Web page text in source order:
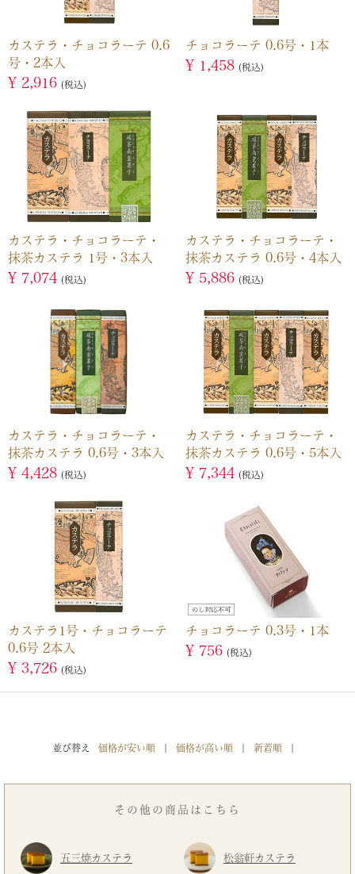
カステラ・チョコラーテ 0.6
号・2本入
¥ 2,916 税込
チョコラーテ 0.6号・1本
¥ 1,458 税込
カステラ・チョコラーテ・
抹茶カステラ 1号・3本入
¥ 7,074 税込
カステラ・チョコラーテ・
抹茶カステラ 0.6号・4本入
¥ 5,886 税込
カステラ・チョコラーテ・
抹茶カステラ 0.6号・3本入
¥ 4,428 税込
カステラ・チョコラーテ・
抹茶カステラ 0.6号・5本入
¥ 7,344 税込
カステラ1号・チョコラーテ
0.6号 2本入
¥ 3,726 税込
チョコラーテ 0.3号・1本
¥ 756 税込
並び替え 価格が安い順 価格が高い順 新着順
その他の商品はこちら
五三焼カステラ 松翁軒カステラ